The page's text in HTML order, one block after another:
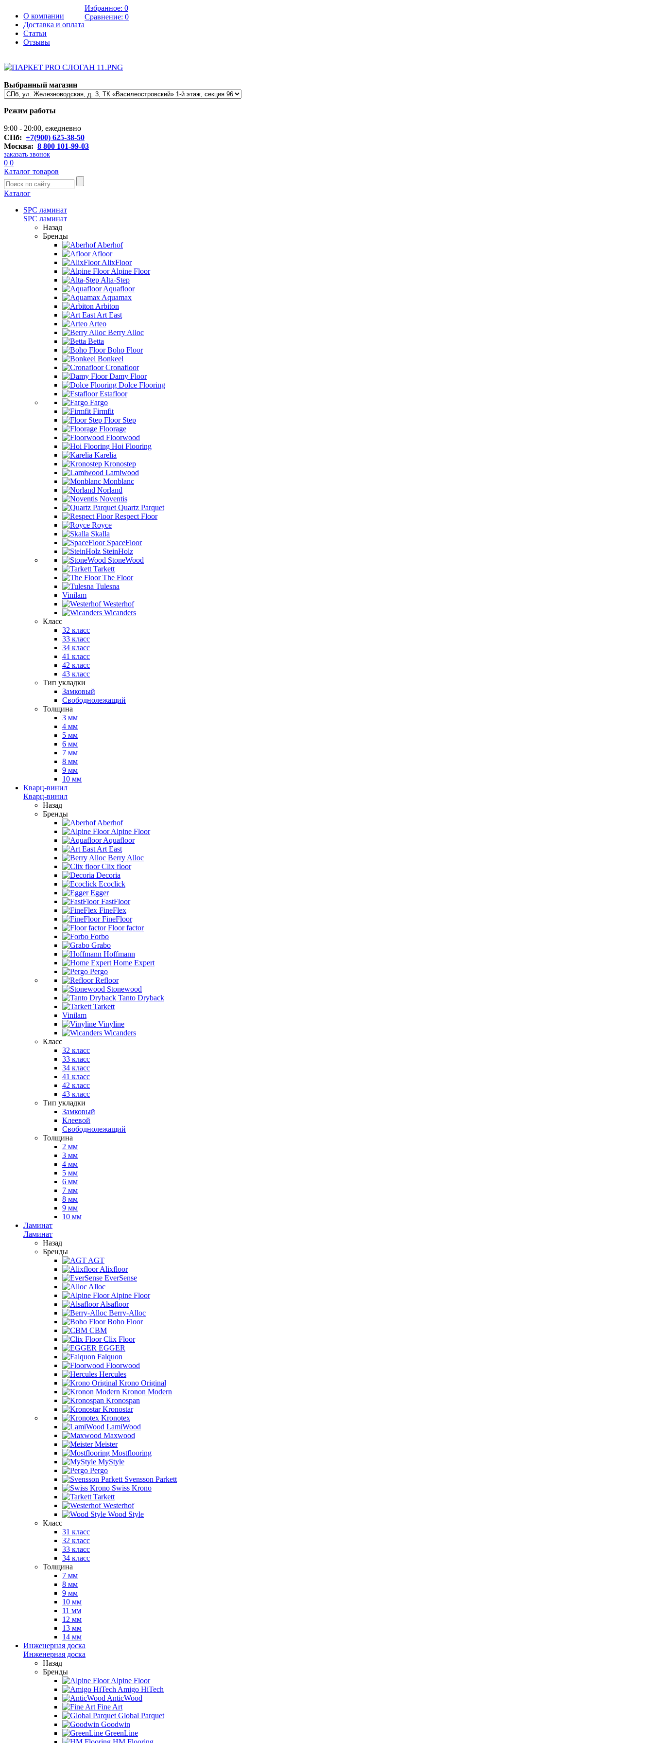
О компании
Доставка и оплата
Статьи
Отзывы
Избранное: 0
Сравнение: 0
Выбранный магазин
Режим работы
9:00 - 20:00, ежедневно
СПб: +7(900) 625-38-50
Москва: 8 800 101-99-03
заказать звонок
0 0
Каталог товаров
Каталог
SPC ламинат
SPC ламинат
Назад
Бренды
Aberhof
Afloor
AlixFloor
Alpine Floor
Alta-Step
Aquafloor
Aquamax
Arbiton
Art East
Arteo
Berry Alloc
Betta
Boho Floor
Bonkeel
Cronafloor
Damy Floor
Dolce Flooring
Estafloor
Fargo
Firmfit
Floor Step
Floorage
Floorwood
Hoi Flooring
Karelia
Kronostep
Lamiwood
Monblanc
Norland
Noventis
Quartz Parquet
Respect Floor
Royce
Skalla
SpaceFloor
SteinHolz
StoneWood
Tarkett
The Floor
Tulesna
Vinilam
Westerhof
Wicanders
Класс
32 класс
33 класс
34 класс
41 класс
42 класс
43 класс
Тип укладки
Замковый
Свободнолежащий
Толщина
3 мм
4 мм
5 мм
6 мм
7 мм
8 мм
9 мм
10 мм
Кварц-винил
Кварц-винил
Назад
Бренды
Aberhof
Alpine Floor
Aquafloor
Art East
Berry Alloc
Clix floor
Decoria
Ecoclick
Egger
FastFloor
FineFlex
FineFloor
Floor factor
Forbo
Grabo
Hoffmann
Home Expert
Pergo
Refloor
Stonewood
Tanto Dryback
Tarkett
Vinilam
Vinyline
Wicanders
Класс
32 класс
33 класс
34 класс
41 класс
42 класс
43 класс
Тип укладки
Замковый
Клеевой
Свободнолежащий
Толщина
2 мм
3 мм
4 мм
5 мм
6 мм
7 мм
8 мм
9 мм
10 мм
Ламинат
Ламинат
Назад
Бренды
AGT
Alixfloor
EverSense
Alloc
Alpine Floor
Alsafloor
Berry-Alloc
Boho Floor
CBM
Clix Floor
EGGER
Falquon
Floorwood
Hercules
Krono Original
Kronon Modern
Kronospan
Kronostar
Kronotex
LamiWood
Maxwood
Meister
Mostflooring
MyStyle
Pergo
Svensson Parkett
Swiss Krono
Tarkett
Westerhof
Wood Style
Класс
31 класс
32 класс
33 класс
34 класс
Толщина
7 мм
8 мм
9 мм
10 мм
11 мм
12 мм
13 мм
14 мм
Инженерная доска
Инженерная доска
Назад
Бренды
Alpine Floor
Amigo HiTech
AnticWood
Fine Art
Global Parquet
Goodwin
GreenLine